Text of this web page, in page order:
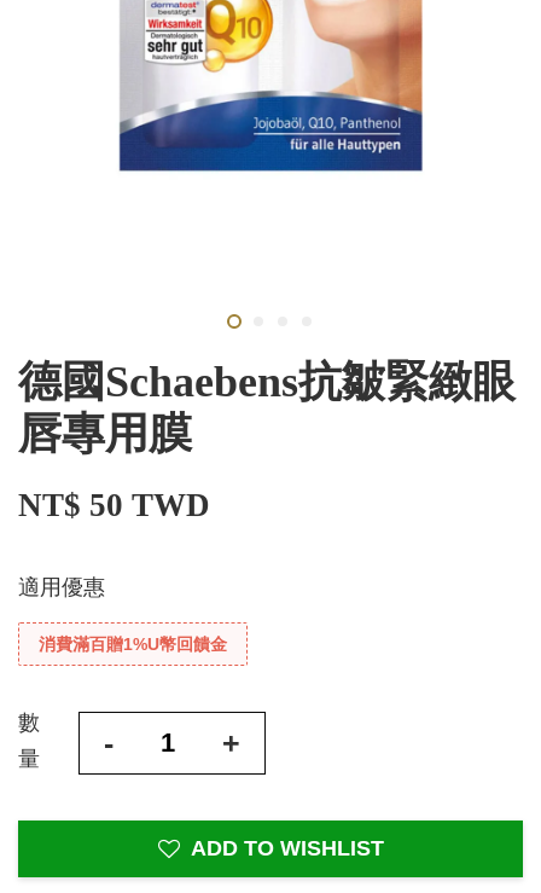
德國Schaebens抗皺緊緻眼
唇專用膜
NT$ 50 TWD
適用優惠
消費滿百贈1%U幣回饋金
數
量
- +
ADD TO WISHLIST